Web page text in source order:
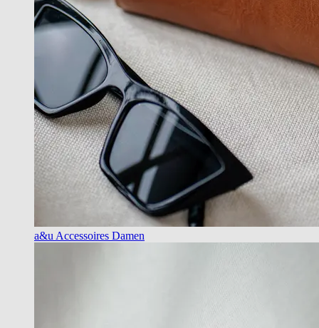
a&u Accessoires Damen